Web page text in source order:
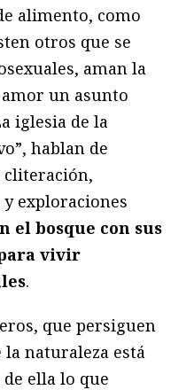
alimento, como
otros que se
aman la
un asunto
iglesia de la
hablan de
cliteración,
exploraciones
el bosque con sus
vivir
.
que persiguen
la naturaleza está
ella lo que